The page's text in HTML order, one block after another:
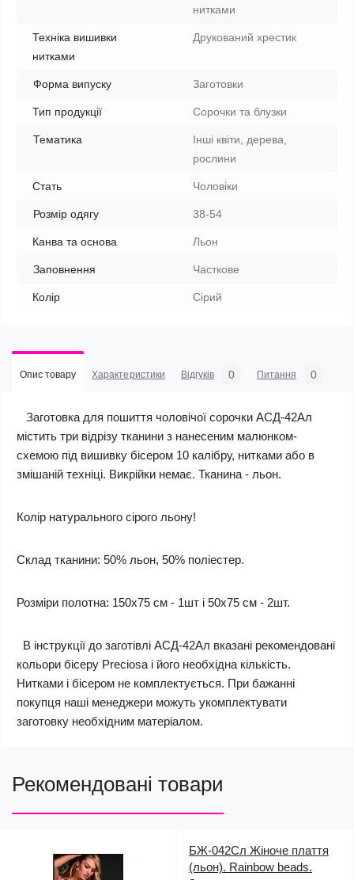
нитками
Техніка вишивки
нитками
Друкований хрестик
Форма випуску Заготовки
Тип продукції Сорочки та блузки
Тематика
Інші квіти, дерева,
рослини
Стать Чоловіки
Розмір одягу 38-54
Канва та основа Льон
Заповнення Часткове
Колір Сірий
Опис товару Характеристики Відгуків 0 Питання 0
Заготовка для пошиття чоловічої сорочки АСД-42Ал
містить три відрізу тканини з нанесеним малюнком-
схемою під вишивку бісером 10 калібру, нитками або в
змішаній техніці. Викрійки немає. Тканина - льон.
Колір натурального сірого льону!
Склад тканини: 50% льон, 50% поліестер.
Розміри полотна: 150х75 см - 1шт і 50х75 см - 2шт.
В інструкції до заготівлі АСД-42Ал вказані рекомендовані
кольори бісеру Preciosa і його необхідна кількість.
Нитками і бісером не комплектується. При бажанні
покупця наші менеджери можуть укомплектувати
заготовку необхідним матеріалом.
Рекомендовані товари
БЖ-042Сл Жіноче плаття
(льон). Rainbow beads.